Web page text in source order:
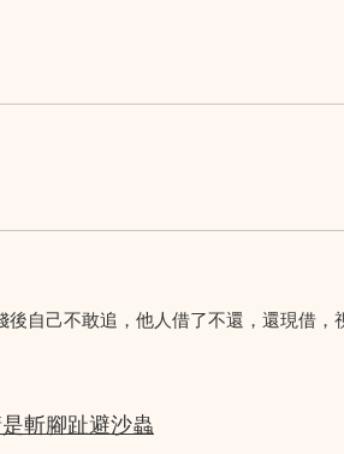
自己不敢追，他人借了不還，還現借，
斬腳趾避沙蟲